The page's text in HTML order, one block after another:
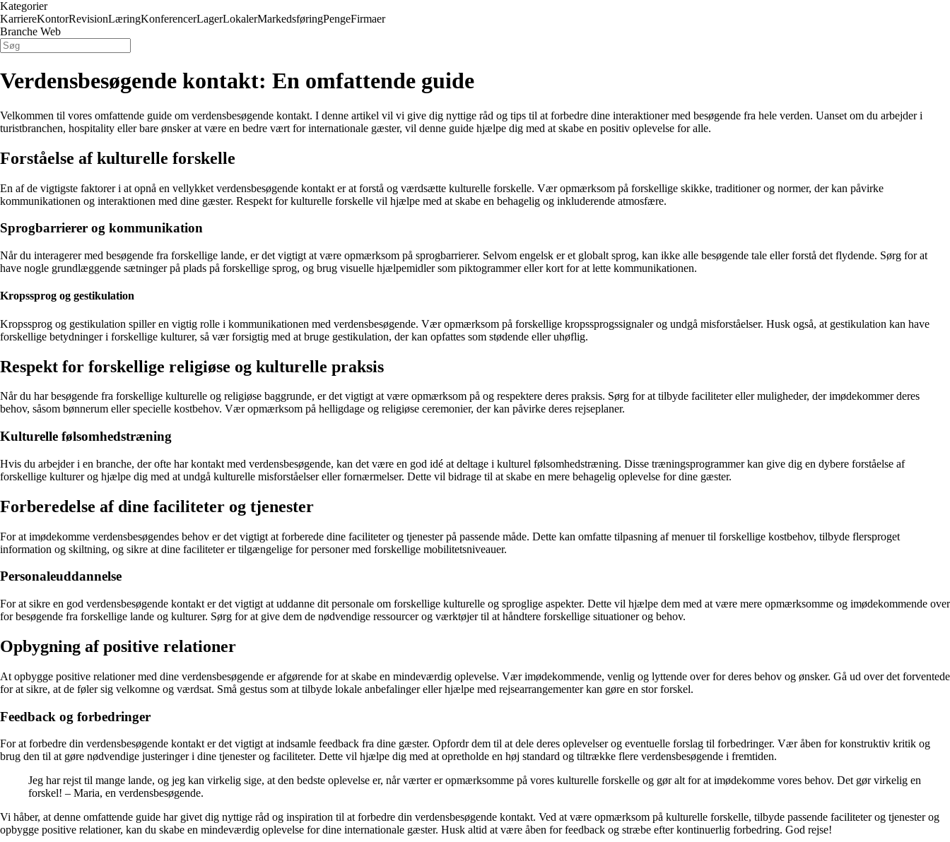
Kategorier
KarriereKontorRevisionLæringKonferencerLagerLokalerMarkedsføringPengeFirmaer
Branche Web
Verdensbesøgende kontakt: En omfattende guide
Velkommen til vores omfattende guide om verdensbesøgende kontakt. I denne artikel vil vi give dig nyttige råd og tips til at forbedre dine interaktioner med besøgende fra hele verden. Uanset om du arbejder i
turistbranchen, hospitality eller bare ønsker at være en bedre vært for internationale gæster, vil denne guide hjælpe dig med at skabe en positiv oplevelse for alle.
Forståelse af kulturelle forskelle
En af de vigtigste faktorer i at opnå en vellykket verdensbesøgende kontakt er at forstå og værdsætte kulturelle forskelle. Vær opmærksom på forskellige skikke, traditioner og normer, der kan påvirke
kommunikationen og interaktionen med dine gæster. Respekt for kulturelle forskelle vil hjælpe med at skabe en behagelig og inkluderende atmosfære.
Sprogbarrierer og kommunikation
Når du interagerer med besøgende fra forskellige lande, er det vigtigt at være opmærksom på sprogbarrierer. Selvom engelsk er et globalt sprog, kan ikke alle besøgende tale eller forstå det flydende. Sørg for at
have nogle grundlæggende sætninger på plads på forskellige sprog, og brug visuelle hjælpemidler som piktogrammer eller kort for at lette kommunikationen.
Kropssprog og gestikulation
Kropssprog og gestikulation spiller en vigtig rolle i kommunikationen med verdensbesøgende. Vær opmærksom på forskellige kropssprogssignaler og undgå misforståelser. Husk også, at gestikulation kan have
forskellige betydninger i forskellige kulturer, så vær forsigtig med at bruge gestikulation, der kan opfattes som stødende eller uhøflig.
Respekt for forskellige religiøse og kulturelle praksis
Når du har besøgende fra forskellige kulturelle og religiøse baggrunde, er det vigtigt at være opmærksom på og respektere deres praksis. Sørg for at tilbyde faciliteter eller muligheder, der imødekommer deres
behov, såsom bønnerum eller specielle kostbehov. Vær opmærksom på helligdage og religiøse ceremonier, der kan påvirke deres rejseplaner.
Kulturelle følsomhedstræning
Hvis du arbejder i en branche, der ofte har kontakt med verdensbesøgende, kan det være en god idé at deltage i kulturel følsomhedstræning. Disse træningsprogrammer kan give dig en dybere forståelse af
forskellige kulturer og hjælpe dig med at undgå kulturelle misforståelser eller fornærmelser. Dette vil bidrage til at skabe en mere behagelig oplevelse for dine gæster.
Forberedelse af dine faciliteter og tjenester
For at imødekomme verdensbesøgendes behov er det vigtigt at forberede dine faciliteter og tjenester på passende måde. Dette kan omfatte tilpasning af menuer til forskellige kostbehov, tilbyde flersproget
information og skiltning, og sikre at dine faciliteter er tilgængelige for personer med forskellige mobilitetsniveauer.
Personaleuddannelse
For at sikre en god verdensbesøgende kontakt er det vigtigt at uddanne dit personale om forskellige kulturelle og sproglige aspekter. Dette vil hjælpe dem med at være mere opmærksomme og imødekommende over
for besøgende fra forskellige lande og kulturer. Sørg for at give dem de nødvendige ressourcer og værktøjer til at håndtere forskellige situationer og behov.
Opbygning af positive relationer
At opbygge positive relationer med dine verdensbesøgende er afgørende for at skabe en mindeværdig oplevelse. Vær imødekommende, venlig og lyttende over for deres behov og ønsker. Gå ud over det forventede
for at sikre, at de føler sig velkomne og værdsat. Små gestus som at tilbyde lokale anbefalinger eller hjælpe med rejsearrangementer kan gøre en stor forskel.
Feedback og forbedringer
For at forbedre din verdensbesøgende kontakt er det vigtigt at indsamle feedback fra dine gæster. Opfordr dem til at dele deres oplevelser og eventuelle forslag til forbedringer. Vær åben for konstruktiv kritik og
brug den til at gøre nødvendige justeringer i dine tjenester og faciliteter. Dette vil hjælpe dig med at opretholde en høj standard og tiltrække flere verdensbesøgende i fremtiden.
Jeg har rejst til mange lande, og jeg kan virkelig sige, at den bedste oplevelse er, når værter er opmærksomme på vores kulturelle forskelle og gør alt for at imødekomme vores behov. Det gør virkelig en
forskel! – Maria, en verdensbesøgende.
Vi håber, at denne omfattende guide har givet dig nyttige råd og inspiration til at forbedre din verdensbesøgende kontakt. Ved at være opmærksom på kulturelle forskelle, tilbyde passende faciliteter og tjenester og
opbygge positive relationer, kan du skabe en mindeværdig oplevelse for dine internationale gæster. Husk altid at være åben for feedback og stræbe efter kontinuerlig forbedring. God rejse!